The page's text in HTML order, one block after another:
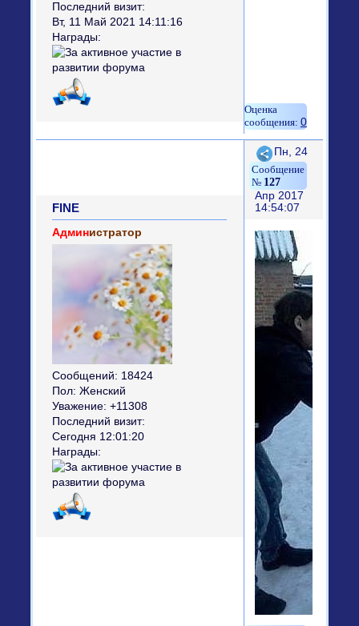
Последний визит:
Вт, 11 Май 2021 14:11:16
Награды:
0
Поделиться
127
Пн, 24
Апр 2017
14:54:07
FINE
Администратор
Сообщений: 18424
Пол: Женский
Уважение: +11308
Последний визит:
Сегодня 12:01:20
Награды: